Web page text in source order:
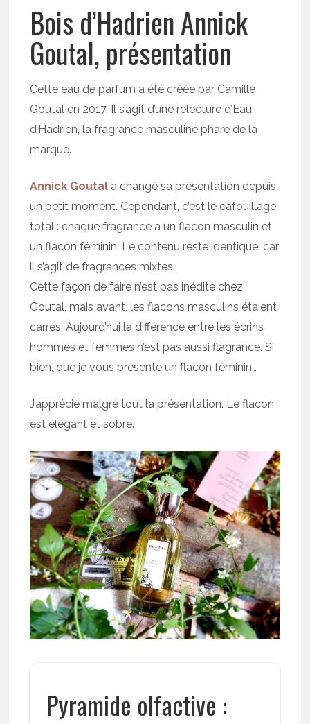
Bois d’Hadrien Annick
Goutal, présentation
Cette eau de parfum a été créée par Camille
Goutal en 2017. Il s’agit d’une relecture d’Eau
d’Hadrien, la fragrance masculine phare de la
marque.
Annick Goutal a changé sa présentation depuis
un petit moment. Cependant, c’est le cafouillage
total : chaque fragrance a un flacon masculin et
un flacon féminin. Le contenu reste identique, car
il s’agit de fragrances mixtes.
Cette façon de faire n’est pas inédite chez
Goutal, mais avant, les flacons masculins étaient
carrés. Aujourd’hui la différence entre les écrins
hommes et femmes n’est pas aussi flagrance. Si
bien, que je vous présente un flacon féminin…
J’apprécie malgré tout la présentation. Le flacon
est élégant et sobre.
Pyramide olfactive :